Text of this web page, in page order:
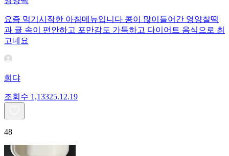
요즘 먹기시작한 아침메뉴입니다 콩이 많이들어간 영양찰떡
과 귤 속이 편안하고 포만감도 가득하고 다이어트 음식으로 최
고네요
희댜
조회수 1,13325.12.19
48